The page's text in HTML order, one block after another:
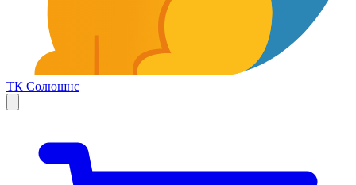
ТК Солюшнс